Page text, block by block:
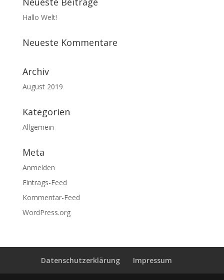
Hallo Welt!
Neueste Kommentare
Archiv
August 2019
Kategorien
Allgemein
Meta
Anmelden
Eintrags-Feed
Kommentar-Feed
WordPress.org
Datenschutzerklärung Impressum